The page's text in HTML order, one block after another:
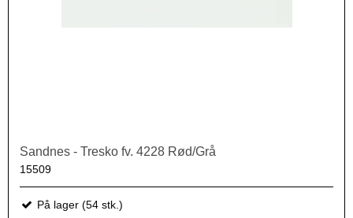
Sandnes - Tresko fv. 4228 Rød/Grå
15509
På lager (54 stk.)